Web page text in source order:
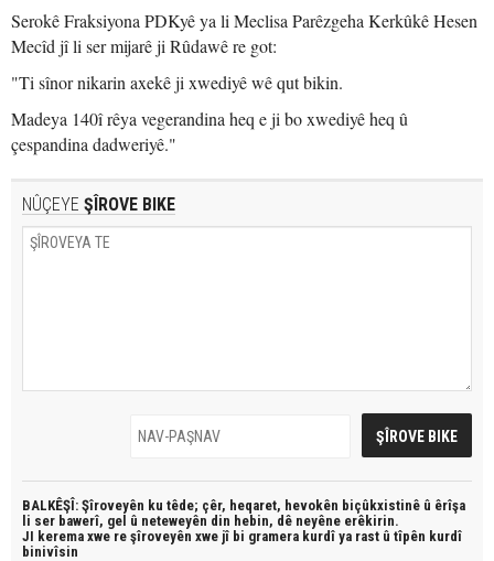
Serokê Fraksiyona PDKyê ya li Meclisa Parêzgeha Kerkûkê Hesen
Mecîd jî li ser mijarê ji Rûdawê re got:
"Ti sînor nikarin axekê ji xwediyê wê qut bikin.
Madeya 140î rêya vegerandina heq e ji bo xwediyê heq û
çespandina dadweriyê."
NÛÇEYE ŞÎROVE BIKE
BALKÊŞÎ: Şîroveyên ku têde; çêr, heqaret, hevokên biçûkxistinê û êrîşa
li ser bawerî, gel û neteweyên din hebin, dê neyêne erêkirin.
JI kerema xwe re şîroveyên xwe jî bi gramera kurdî ya rast û tîpên kurdî
binivîsin